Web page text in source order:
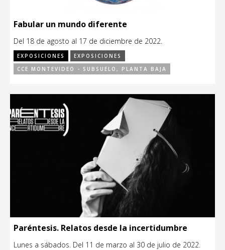
Fabular un mundo diferente
Del 18 de agosto al 17 de diciembre de 2022.
EXPOSICIONES
EXPOSICIONES
CCE MONTEVIDEO - SUBSUELO, PLANTA BAJA
Paréntesis. Relatos desde la incertidumbre
Lunes a sábados. Del 11 de marzo al 30 de julio de 2022.